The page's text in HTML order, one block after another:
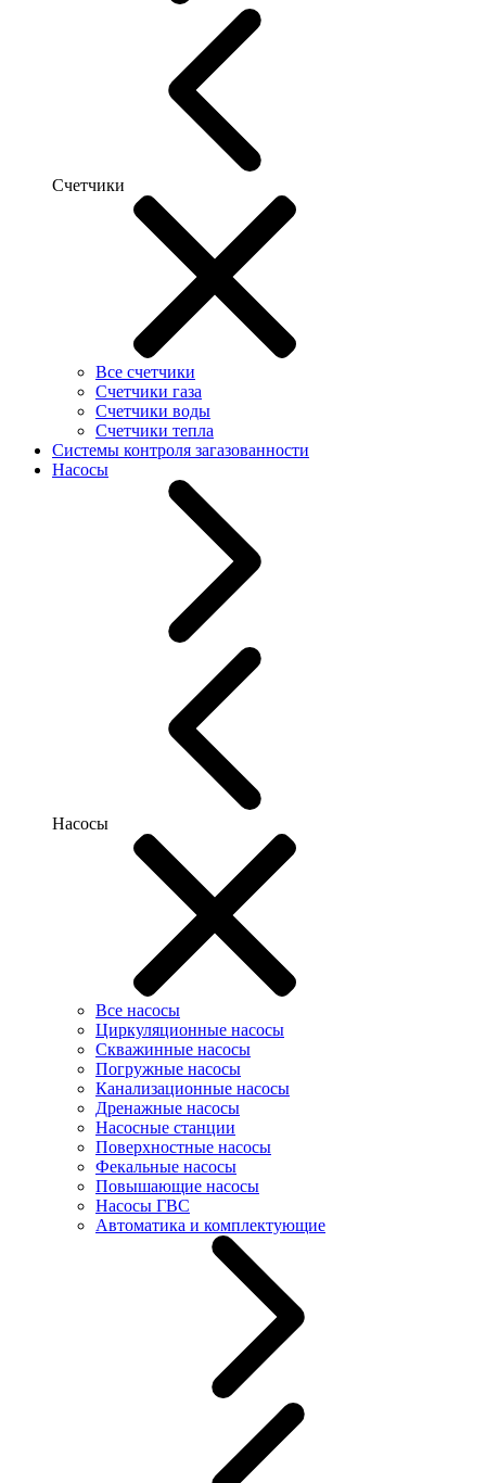
Счетчики
Все счетчики
Счетчики газа
Счетчики воды
Счетчики тепла
Системы контроля загазованности
Насосы
Насосы
Все насосы
Циркуляционные насосы
Скважинные насосы
Погружные насосы
Канализационные насосы
Дренажные насосы
Насосные станции
Поверхностные насосы
Фекальные насосы
Повышающие насосы
Насосы ГВС
Автоматика и комплектующие